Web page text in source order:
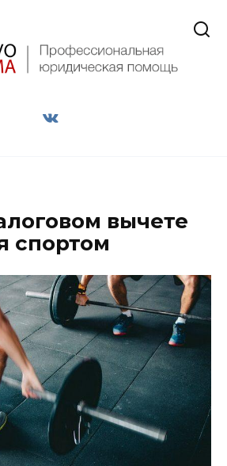
вычете
спортом